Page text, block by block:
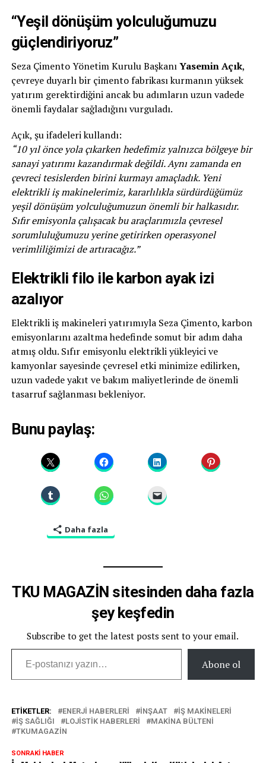
“Yeşil dönüşüm yolculuğumuzu
güçlendiriyoruz”
Seza Çimento Yönetim Kurulu BaşkanıYasemin Açık,
çevreye duyarlı bir çimento fabrikası kurmanın yüksek
yatırım gerektirdiğini ancak bu adımların uzun vadede
önemli faydalar sağladığını vurguladı.
Açık, şu ifadeleri kullandı:
“10 yıl önce yola çıkarken hedefimiz yalnızca bölgeye bir
sanayi yatırımı kazandırmak değildi. Aynı zamanda en
çevreci tesislerden birini kurmayı amaçladık. Yeni
elektrikli iş makinelerimiz, kararlılıkla sürdürdüğümüz
yeşil dönüşüm yolculuğumuzun önemli bir halkasıdır.
Sıfır emisyonla çalışacak bu araçlarımızla çevresel
sorumluluğumuzu yerine getirirken operasyonel
verimliliğimizi de artıracağız.”
Elektrikli filo ile karbon ayak izi
azalıyor
Elektrikli iş makineleri yatırımıyla Seza Çimento, karbon
emisyonlarını azaltma hedefinde somut bir adım daha
atmış oldu. Sıfır emisyonlu elektrikli yükleyici ve
kamyonlar sayesinde çevresel etki minimize edilirken,
uzun vadede yakıt ve bakım maliyetlerinde de önemli
tasarruf sağlanması bekleniyor.
Bunu paylaş:
Daha fazla
TKU MAGAZİN sitesinden daha fazla
şey keşfedin
Subscribe to get the latest posts sent to your email.
E-postanızı yazın…
Abone ol
ETIKETLER: ENERJI HABERLERI INŞAAT
IŞ MAKINELERI
IŞ SAĞLIĞI
LOJISTIK HABERLERI
MAKINA BÜLTENI
TKUMAGAZIN
SONRAKI HABER